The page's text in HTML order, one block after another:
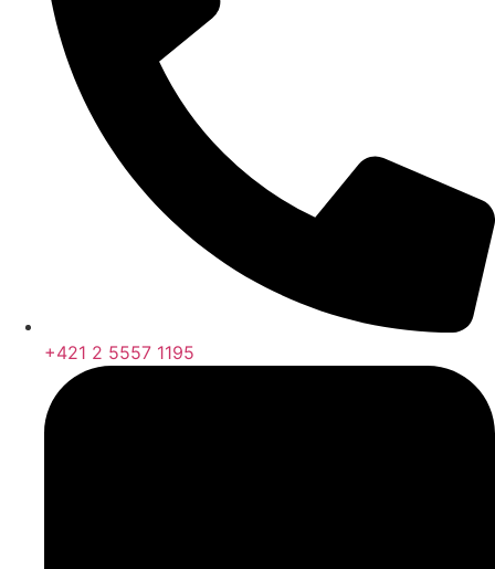
+421 2 5557 1195